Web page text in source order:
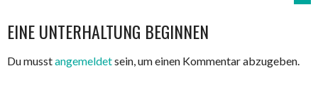
NAVIGATION
EINE UNTERHALTUNG BEGINNEN
Du musstangemeldetsein, um einen Kommentar abzugeben.